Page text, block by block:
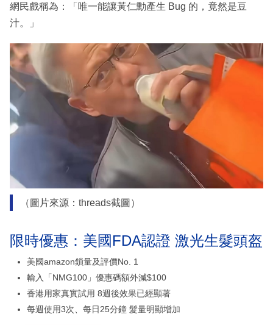
網民戲稱為：「唯一能讓黃仁勳產生 Bug 的，竟然是豆
汁。」
（圖片來源：threads截圖）
限時優惠：美國FDA認證 激光生髮頭盔
美國amazon鎖量及評價No. 1
輸入「NMG100」優惠碼額外減$100
香港用家真實試用 8週後效果已經顯著
每週使用3次、每日25分鐘 髮量明顯增加